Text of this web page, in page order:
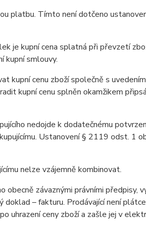
platbu. Tímto není dotčeno
je kupní cena splatná při převzetí
kupní smlouvy.
cenu zboží společně s
kupní cenu splněn okamžikem
nedojde k dodatečnému
Ustanovení § 2119 odst. 1
nelze vzájemně kombinovat.
závaznými právními předpisy,
– fakturu. Prodávající není
uhrazení ceny zboží a zašle jej v